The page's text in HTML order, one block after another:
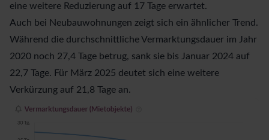
eine weitere Reduzierung auf 17 Tage erwartet.
Auch bei Neubauwohnungen zeigt sich ein ähnlicher Trend.
Während die durchschnittliche Vermarktungsdauer im Jahr
2020 noch 27,4 Tage betrug, sank sie bis Januar 2024 auf
22,7 Tage. Für März 2025 deutet sich eine weitere
Verkürzung auf 21,8 Tage an.